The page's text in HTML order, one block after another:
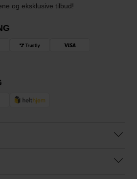
og eksklusive tilbud!